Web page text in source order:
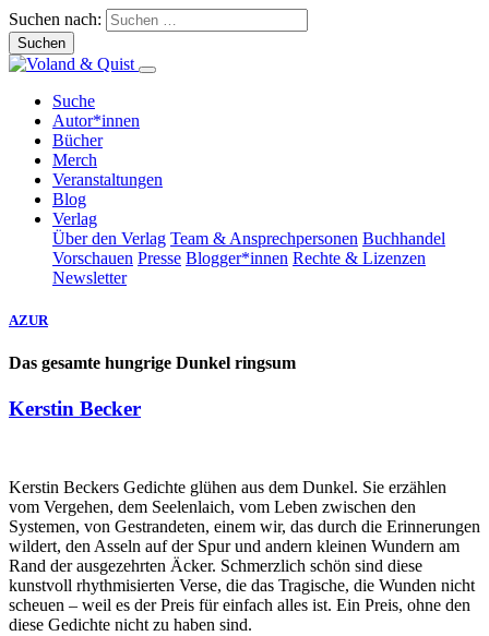
Suchen nach:
Suche
Autor*innen
Bücher
Merch
Veranstaltungen
Blog
Verlag
Über den Verlag Team & Ansprechpersonen Buchhandel
Vorschauen Presse Blogger*innen Rechte & Lizenzen
Newsletter
AZUR
Das gesamte hungrige Dunkel ringsum
Kerstin Becker
Kerstin Beckers Gedichte glühen aus dem Dunkel. Sie erzählen
vom Vergehen, dem Seelenlaich, vom Leben zwischen den
Systemen, von Gestrandeten, einem wir, das durch die Erinnerungen
wildert, den Asseln auf der Spur und andern kleinen Wundern am
Rand der ausgezehrten Äcker. Schmerzlich schön sind diese
kunstvoll rhythmisierten Verse, die das Tragische, die Wunden nicht
scheuen – weil es der Preis für einfach alles ist. Ein Preis, ohne den
diese Gedichte nicht zu haben sind.